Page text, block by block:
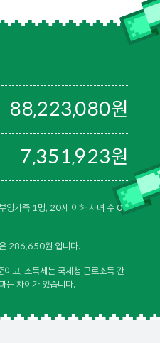
88,223,080원
7,351,923원
양가족 1명, 20세 이하 자녀 수 0
286,650원 입니다.
고, 소득세는 국세청 근로소득 간
는 차이가 있습니다.